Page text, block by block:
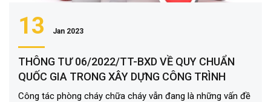
13 Jan 2023
THÔNG TƯ 06/2022/TT-BXD VỀ QUY CHUẨN
QUỐC GIA TRONG XÂY DỰNG CÔNG TRÌNH
Công tác phòng cháy chữa cháy vẫn đang là những vấn đề